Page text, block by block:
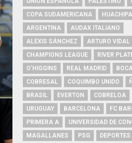
COPA SUDAMERICANA
ARGENTINA
AUDAX ITALIANO
ALEXIS SÁNCHEZ
ARTURO VIDAL
CHAMPIONS LEAGUE
RIVER
O'HIGGINS
REAL MADRID
COBRESAL
COQUIMBO UNIDO
BRASIL
EVERTON COBRELOA
URUGUAY
BARCELONA
FC
PRIMERA A
UNIVERSIDAD DE
MAGALLANES
PSG